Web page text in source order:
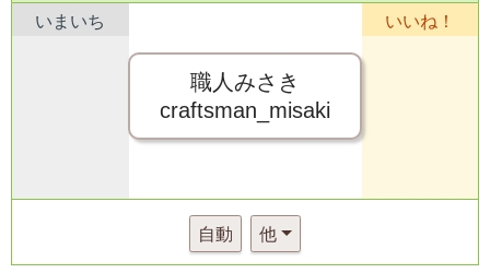
いまいち
職人みさき
craftsman_misaki
いいね！
自動 他